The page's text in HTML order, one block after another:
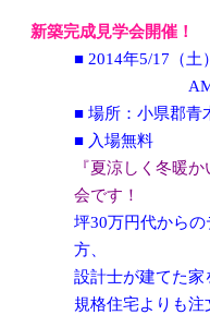
新築完成見学会開催！
■ 2014年5/17（土
AM10：
■ 場所：小県郡青
■ 入場無料
『夏涼しく冬暖
会です！
坪30万円代から
方、
設計士が建てた家
規格住宅よりも